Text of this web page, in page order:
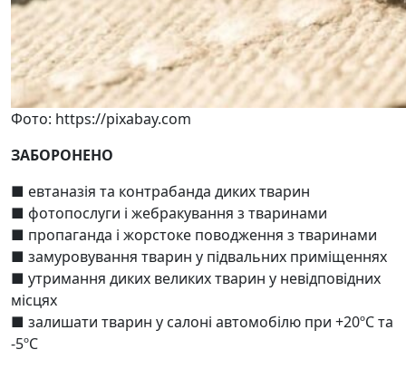
Фото: https://pixabay.com
ЗАБОРОНЕНО
■ евтаназія та контрабанда диких тварин
■ фотопослуги і жебракування з тваринами
■ пропаганда і жорстоке поводження з тваринами
■ замуровування тварин у підвальних приміщеннях
■ утримання диких великих тварин у невідповідних
місцях
■ залишати тварин у салоні автомобілю при +20ºС та
-5ºС